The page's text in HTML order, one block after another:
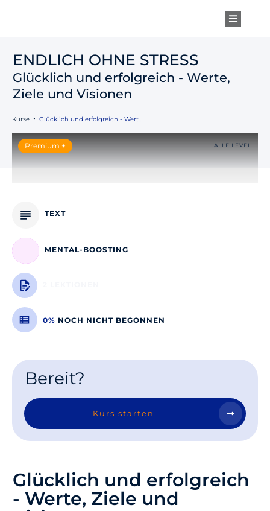
ENDLICH OHNE STRESS
Glücklich und erfolgreich - Werte,
Ziele und Visionen
Kurse
Premium + ALLE LEVEL
TEXT
MENTAL-BOOSTING
0% NOCH NICHT BEGONNEN
Bereit?
Kurs starten
Glücklich und erfolgreich
- Werte, Ziele und